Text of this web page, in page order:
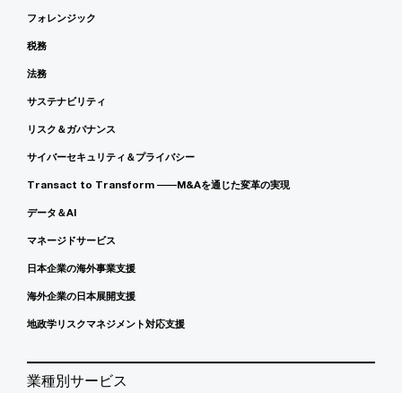
フォレンジック
税務
法務
サステナビリティ
リスク＆ガバナンス
サイバーセキュリティ＆プライバシー
Transact to Transform ――M&Aを通じた変革の実現
データ＆AI
マネージドサービス
日本企業の海外事業支援
海外企業の日本展開支援
地政学リスクマネジメント対応支援
業種別サービス